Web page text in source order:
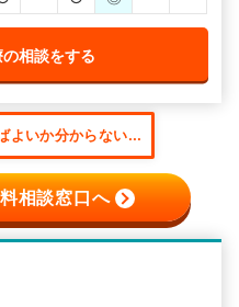
相談をする
よいか分からない...
相談窓口へ